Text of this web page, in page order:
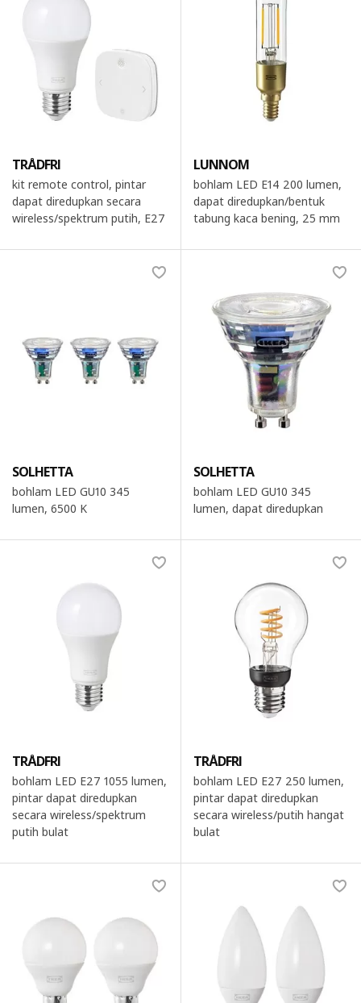
TRÅDFRI
kit remote control, pintar
dapat diredupkan secara
wireless/spektrum putih, E27
LUNNOM
bohlam LED E14 200 lumen,
dapat diredupkan/bentuk
tabung kaca bening, 25 mm
SOLHETTA
bohlam LED GU10 345
lumen, 6500 K
SOLHETTA
bohlam LED GU10 345
lumen, dapat diredupkan
TRÅDFRI
bohlam LED E27 1055 lumen,
pintar dapat diredupkan
secara wireless/spektrum
putih bulat
TRÅDFRI
bohlam LED E27 250 lumen,
pintar dapat diredupkan
secara wireless/putih hangat
bulat